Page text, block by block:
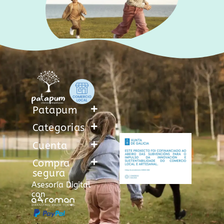
Patapum
Categorias
Cuenta
Compra
segura
Asesoría Digital
con